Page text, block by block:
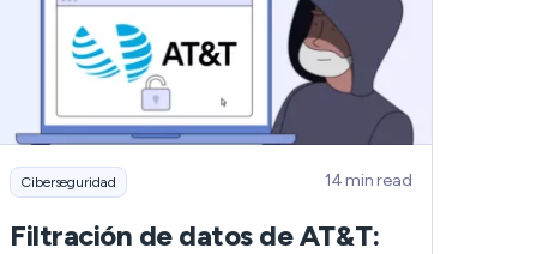
Ciberseguridad 14 min read
Filtración de datos de AT&T: